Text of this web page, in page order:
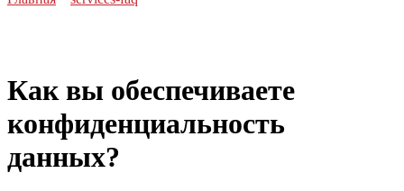
Как вы обеспечиваете
конфиденциальность
данных?